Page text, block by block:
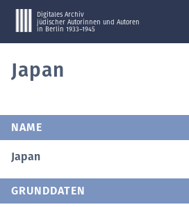
Digitales Archiv
jüdischer Autorinnen und Autoren
in Berlin 1933–1945
Japan
NAME
Japan
GRUNDDATEN